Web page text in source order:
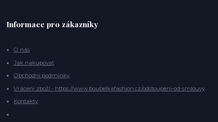
Informace pro zákazníky
O nás
Jak nakupovat
Obchodní podmínky
Vrácení zboží - https://www.boubelkafashion.cz/odstoupeni-od-smlouvy
Kontakty